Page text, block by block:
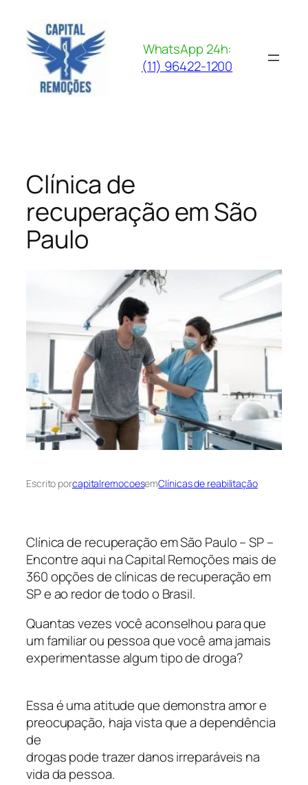
para
conteúdo
WhatsApp 24h:
(11) 96422-1200
Clínica de
recuperação em São
Paulo
Escrito porcapitalremocoesemClínicas de reabilitação
Clínica de recuperação em São Paulo – SP –
Encontre aqui na Capital Remoções mais de
360 opções de clínicas de recuperação em
SP e ao redor de todo o Brasil.
Quantas vezes você aconselhou para que
um familiar ou pessoa que você ama jamais
experimentasse algum tipo de droga?
Essa é uma atitude que demonstra amor e
preocupação, haja vista que a dependência
de
drogas pode trazer danos irreparáveis na
vida da pessoa.